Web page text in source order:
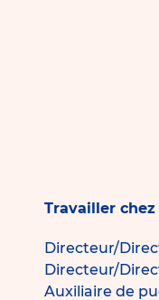
Travailler
Directeur/
Directeur/
Auxiliaire de